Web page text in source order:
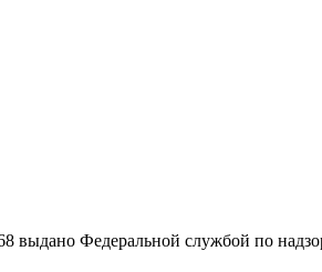
Федеральной службой по